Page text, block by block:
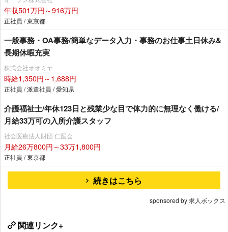
年収501万円～916万円
正社員 / 東京都
一般事務・OA事務/簡単なデータ入力・事務のお仕事土日休み&
長期休暇充実
株式会社オオミヤ
時給1,350円～1,688円
正社員 / 派遣社員 / 愛知県
介護福祉士/年休123日と残業少な目で体力的に無理なく働ける/
月給33万可の入所介護スタッフ
社会医療法人財団 仁医会
月給26万800円～33万1,800円
正社員 / 東京都
続きはこちら
sponsored by 求人ボックス
関連リンク+